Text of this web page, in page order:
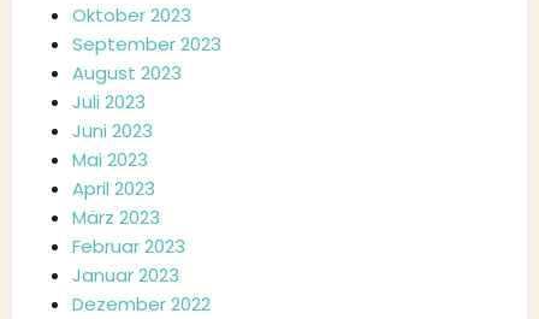
Oktober 2023
September 2023
August 2023
Juli 2023
Juni 2023
Mai 2023
April 2023
März 2023
Februar 2023
Januar 2023
Dezember 2022